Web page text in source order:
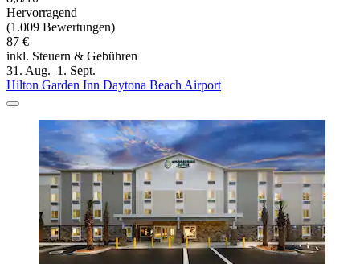
Hervorragend
(1.009 Bewertungen)
87 €
inkl. Steuern & Gebühren
31. Aug.–1. Sept.
Hilton Garden Inn Daytona Beach Airport